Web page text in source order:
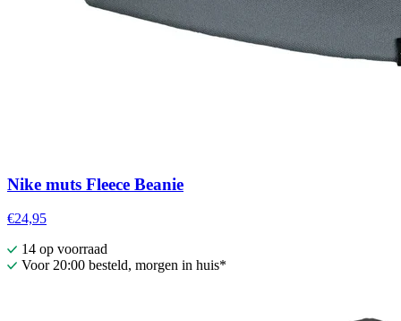
Nike muts Fleece Beanie
€24,95
14 op voorraad
Voor 20:00 besteld, morgen in huis*